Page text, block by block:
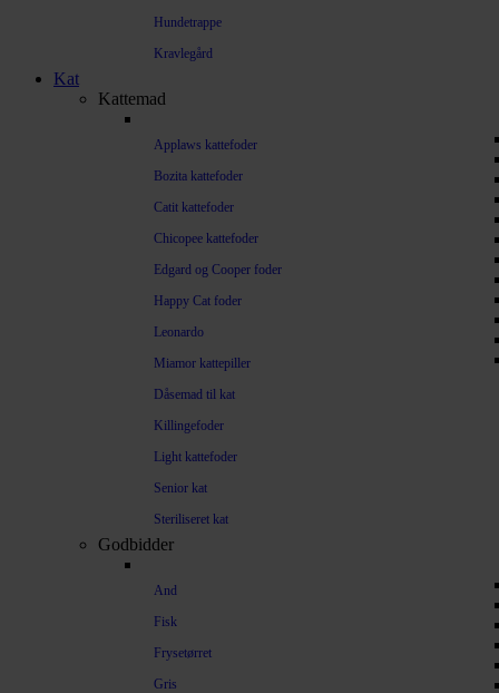
Hundetrappe
Kravlegård
Kat
Kattemad
Applaws kattefoder
Bozita kattefoder
Catit kattefoder
Chicopee kattefoder
Edgard og Cooper foder
Happy Cat foder
Leonardo
Miamor kattepiller
Dåsemad til kat
Killingefoder
Light kattefoder
Senior kat
Steriliseret kat
Godbidder
And
Fisk
Frysetørret
Gris